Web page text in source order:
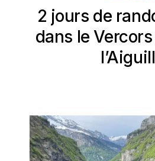
2 jours de
dans le